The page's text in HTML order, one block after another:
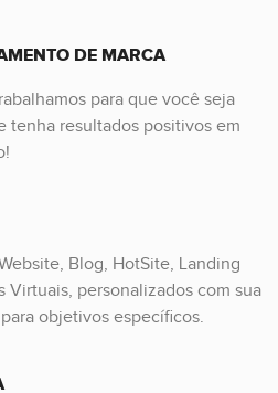
DE MARCA
para que você seja
tenha resultados positivos em
Blog, HotSite, Landing
Virtuais, personalizados com sua
objetivos específicos.